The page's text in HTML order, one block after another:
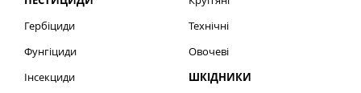
Гербіциди
Фунгіциди
Інсекциди
Технічні
Овочеві
ШКІДНИКИ